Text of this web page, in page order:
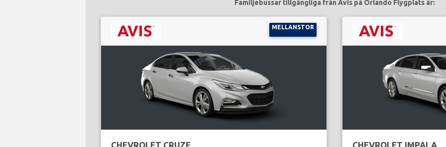
Familjebussar tillgängliga från Avis på Orlando Flygplats är:
MELLANSTOR
CHEVROLET CRUZE CHEVROLET IMPALA